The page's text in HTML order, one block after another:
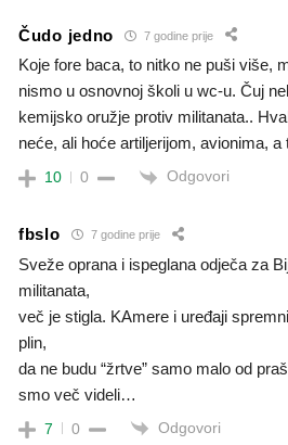
Čudo jedno 7 godine prije
Koje fore baca, to nitko ne puši više,
nismo u osnovnoj školi u wc-u. Čuj
kemijsko oružje protiv militanata..
neće, ali hoće artiljerijom, avionima, a
10 0 Odgovori
fbslo 7 godine prije
Sveže oprana i ispeglana odječa za
militanata,
več je stigla. KAmere i uređaji
plin,
da ne budu “žrtve” samo malo od
smo več videli…
7 0 Odgovori